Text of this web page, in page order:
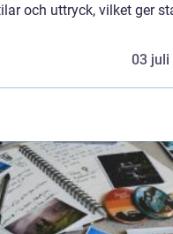
och uttryck, vilket ger
03 juli